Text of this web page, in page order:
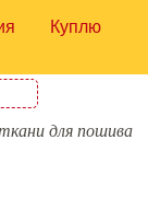
Куплю
для пошива